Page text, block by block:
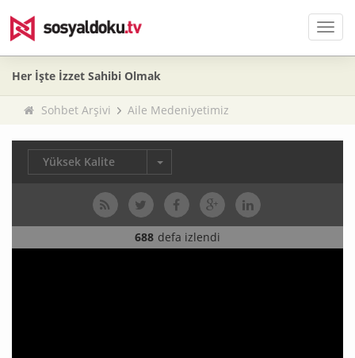
Menü
Her İşte İzzet Sahibi Olmak
Sohbet Arşivi Aile Medeniyetimiz
Yüksek Kalite
688 defa izlendi